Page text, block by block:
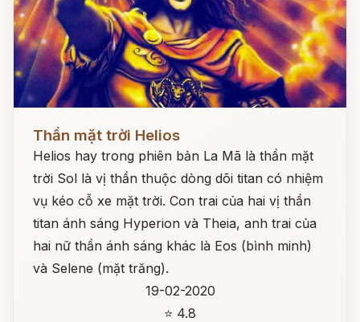
Đọc ngay
Thần mặt trời Helios
Helios hay trong phiên bản La Mã là thần mặt
trời Sol là vị thần thuộc dòng dõi titan có nhiệm
vụ kéo cỗ xe mặt trời. Con trai của hai vị thần
titan ánh sáng Hyperion và Theia, anh trai của
hai nữ thần ánh sáng khác là Eos (bình minh)
và Selene (mặt trăng).
19-02-2020
⭐ 4.8